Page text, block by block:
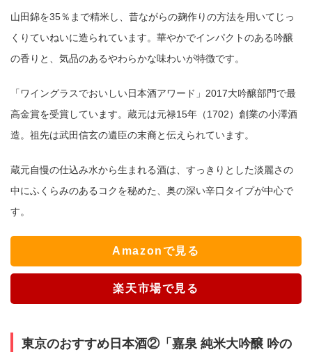
山田錦を35％まで精米し、昔ながらの麹作りの方法を用いてじっ
くりていねいに造られています。華やかでインパクトのある吟醸
の香りと、気品のあるやわらかな味わいが特徴です。
「ワイングラスでおいしい日本酒アワード」2017大吟醸部門で最
高金賞を受賞しています。蔵元は元禄15年（1702）創業の小澤酒
造。祖先は武田信玄の遺臣の末裔と伝えられています。
蔵元自慢の仕込み水から生まれる酒は、すっきりとした淡麗さの
中にふくらみのあるコクを秘めた、奥の深い辛口タイプが中心で
す。
Amazonで見る
楽天市場で見る
東京のおすすめ日本酒②「嘉泉 純米大吟醸 吟の